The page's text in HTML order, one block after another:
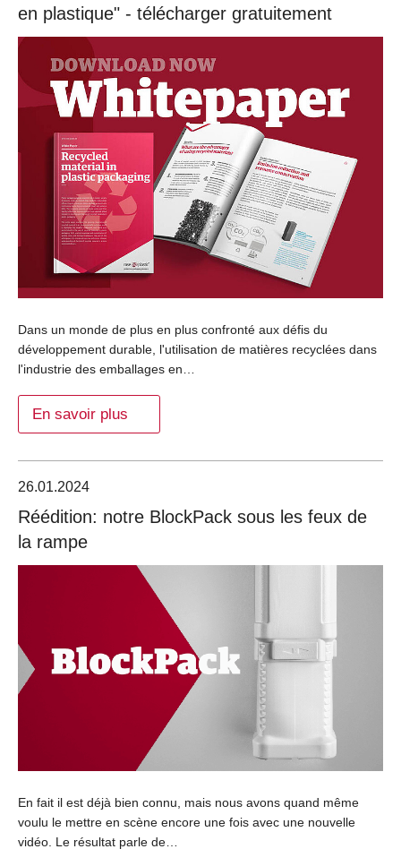
en plastique" - télécharger gratuitement
Dans un monde de plus en plus confronté aux défis du
développement durable, l'utilisation de matières recyclées dans
l'industrie des emballages en…
En savoir plus
26.01.2024
Réédition: notre BlockPack sous les feux de
la rampe
En fait il est déjà bien connu, mais nous avons quand même
voulu le mettre en scène encore une fois avec une nouvelle
vidéo. Le résultat parle de…